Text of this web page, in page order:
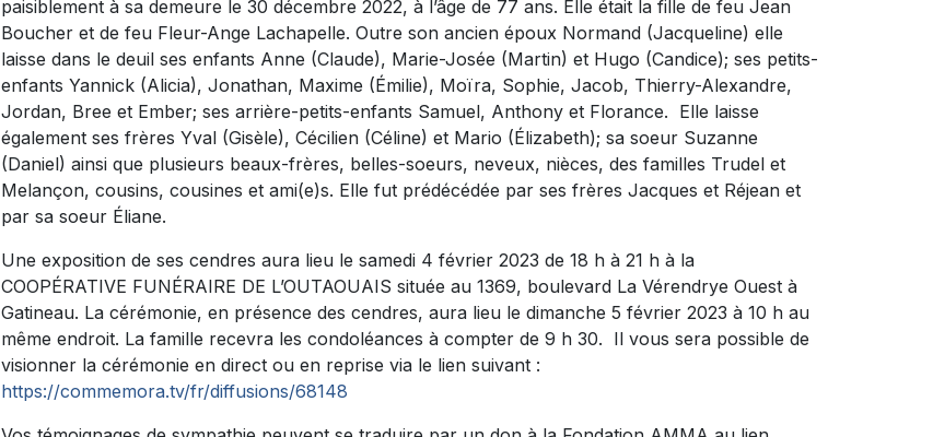
paisiblement à sa demeure le 30 décembre 2022, à l’âge de 77 ans. Elle était la fille de feu Jean
Boucher et de feu Fleur-Ange Lachapelle. Outre son ancien époux Normand (Jacqueline) elle
laisse dans le deuil ses enfants Anne (Claude), Marie-Josée (Martin) et Hugo (Candice); ses petits-
enfants Yannick (Alicia), Jonathan, Maxime (Émilie), Moïra, Sophie, Jacob, Thierry-Alexandre,
Jordan, Bree et Ember; ses arrière-petits-enfants Samuel, Anthony et Florance. Elle laisse
également ses frères Yval (Gisèle), Cécilien (Céline) et Mario (Élizabeth); sa soeur Suzanne
(Daniel) ainsi que plusieurs beaux-frères, belles-soeurs, neveux, nièces, des familles Trudel et
Melançon, cousins, cousines et ami(e)s. Elle fut prédécédée par ses frères Jacques et Réjean et
par sa soeur Éliane.
Une exposition de ses cendres aura lieu le samedi 4 février 2023 de 18 h à 21 h à la
COOPÉRATIVE FUNÉRAIRE DE L’OUTAOUAIS située au 1369, boulevard La Vérendrye Ouest à
Gatineau. La cérémonie, en présence des cendres, aura lieu le dimanche 5 février 2023 à 10 h au
même endroit. La famille recevra les condoléances à compter de 9 h 30. Il vous sera possible de
visionner la cérémonie en direct ou en reprise via le lien suivant :
https://commemora.tv/fr/diffusions/68148